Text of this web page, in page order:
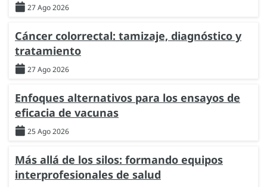
27 Ago 2026
Cáncer colorrectal: tamizaje, diagnóstico y
tratamiento
27 Ago 2026
Enfoques alternativos para los ensayos de
eficacia de vacunas
25 Ago 2026
Más allá de los silos: formando equipos
interprofesionales de salud